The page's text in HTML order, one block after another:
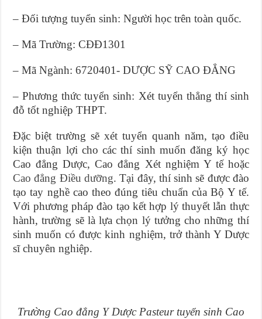
– Đối tượng tuyển sinh: Người học trên toàn quốc.
– Mã Trường: CĐĐ1301
– Mã Ngành: 6720401- DƯỢC SỸ CAO ĐẲNG
– Phương thức tuyển sinh: Xét tuyển thẳng thí sinh
đỗ tốt nghiệp THPT.
Đặc biệt trường sẽ xét tuyển quanh năm, tạo điều
kiện thuận lợi cho các thí sinh muốn đăng ký học
Cao đẳng Dược, Cao đẳng Xét nghiệm Y tế hoặc
Cao đẳng Điều dưỡng. Tại đây, thí sinh sẽ được đào
tạo tay nghề cao theo đúng tiêu chuẩn của Bộ Y tế.
Với phương pháp đào tạo kết hợp lý thuyết lẫn thực
hành, trường sẽ là lựa chọn lý tưởng cho những thí
sinh muốn có được kinh nghiệm, trở thành Y Dược
sĩ chuyên nghiệp.
Trường Cao đẳng Y Dược Pasteur tuyển sinh Cao